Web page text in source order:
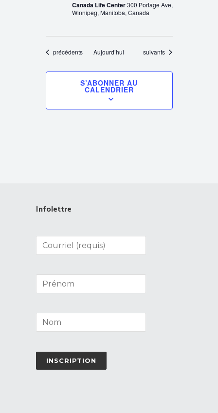
Canada Life Center300 Portage Ave,
Winnipeg, Manitoba, Canada
Évènements
précédents Aujourd’hui Évènements
suivants
S’ABONNER AU
CALENDRIER
Infolettre